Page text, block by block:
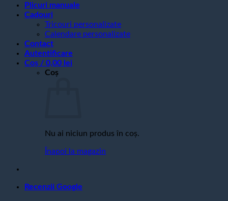
Plicuri manuale
Cadouri
Tricouri personalizate
Calendare personalizate
Contact
Autentificare
Coș / 0,00 lei
Coș
Nu ai niciun produs în coș.
Înapoi la magazin
Recenzii Google